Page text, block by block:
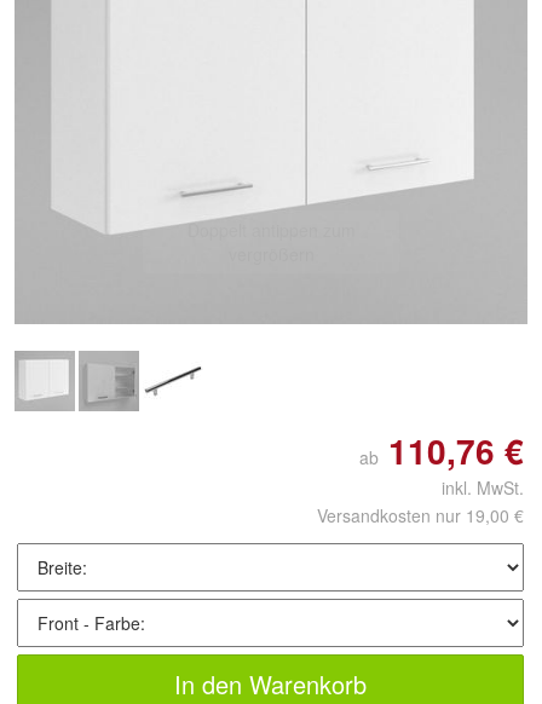
Doppelt antippen zum
ab 110,76 €
inkl. MwSt.
Versandkosten nur 19,00 €
In den Warenkorb